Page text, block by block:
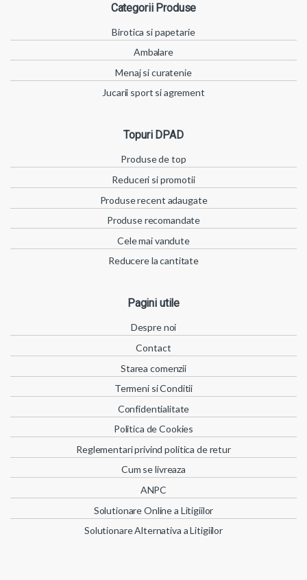
Categorii Produse
Birotica si papetarie
Ambalare
Menaj si curatenie
Jucarii sport si agrement
Topuri DPAD
Produse de top
Reduceri si promotii
Produse recent adaugate
Produse recomandate
Cele mai vandute
Reducere la cantitate
Pagini utile
Despre noi
Contact
Starea comenzii
Termeni si Conditii
Confidentialitate
Politica de Cookies
Reglementari privind politica de retur
Cum se livreaza
ANPC
Solutionare Online a Litigiilor
Solutionare Alternativa a Litigiilor